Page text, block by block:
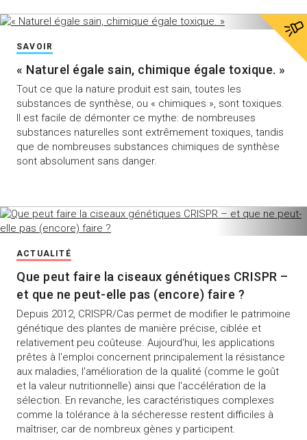
SAVOIR
« Naturel égale sain, chimique égale toxique. »
Tout ce que la nature produit est sain, toutes les
substances de synthèse, ou « chimiques », sont toxiques.
Il est facile de démonter ce mythe: de nombreuses
substances naturelles sont extrêmement toxiques, tandis
que de nombreuses substances chimiques de synthèse
sont absolument sans danger.
ACTUALITÉ
Que peut faire la ciseaux génétiques CRISPR –
et que ne peut-elle pas (encore) faire ?
Depuis 2012, CRISPR/Cas permet de modifier le patrimoine
génétique des plantes de manière précise, ciblée et
relativement peu coûteuse. Aujourd'hui, les applications
prêtes à l'emploi concernent principalement la résistance
aux maladies, l'amélioration de la qualité (comme le goût
et la valeur nutritionnelle) ainsi que l'accélération de la
sélection. En revanche, les caractéristiques complexes
comme la tolérance à la sécheresse restent difficiles à
maîtriser, car de nombreux gènes y participent.